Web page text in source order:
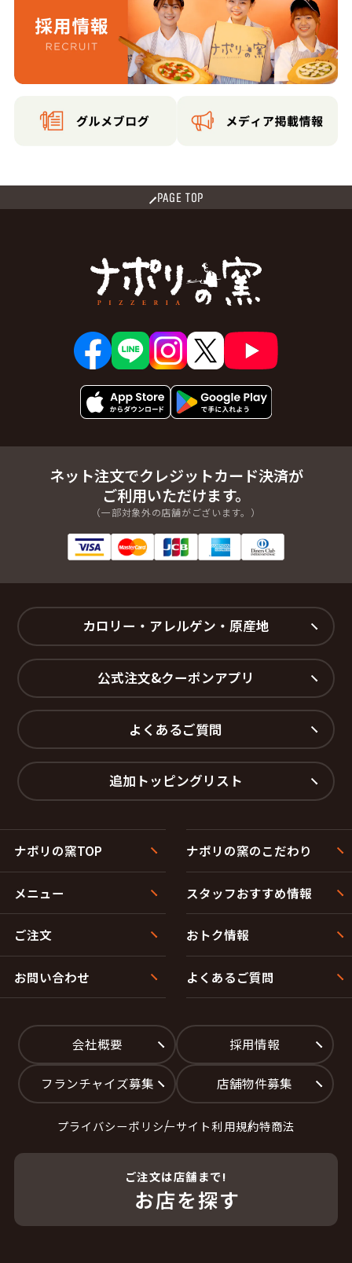
PAGE TOP
ネット注文でクレジットカード決済が
ご利用いただけます。
（一部対象外の店舗がございます。）
カロリー・アレルゲン・原産地
公式注文&クーポンアプリ
よくあるご質問
追加トッピングリスト
ナポリの窯TOP ナポリの窯のこだわり
メニュー スタッフおすすめ情報
ご注文 おトク情報
お問い合わせ よくあるご質問
会社概要 採用情報
フランチャイズ募集 店舗物件募集
プライバシーポリシーサイト利用規約特商法
ご注文は店舗まで!
お店を探す